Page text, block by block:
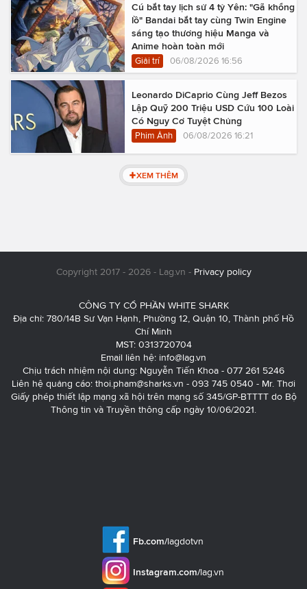
Cú bắt tay lịch sử 4 tỷ Yên: "Gã khổng
lồ" Bandai bắt tay cùng Twin Engine
sáng tạo thương hiệu Manga và
Anime hoàn toàn mới
Giải trí 06/08/2026 16:56
Leonardo DiCaprio Cùng Jeff Bezos
Lập Quỹ 200 Triệu USD Cứu 100 Loài
Có Nguy Cơ Tuyệt Chủng
Phim Ảnh 06/08/2026 16:21
XEM THÊM
Copyright 2017 - 2026 - Lag.vn - Privacy policy
CÔNG TY CỔ PHẦN WHITE SHARK
Địa chỉ: 780/14B Sư Vạn Hạnh, Phường 12, Quận 10, Thành phố Hồ
Chí Minh
MST: 0313720704
Email liên hệ: info@lag.vn
Chịu trách nhiệm nội dung: Nguyễn Tiến Khoa - 077 261 5246
Liên hệ quảng cáo: thoi.pham@sharks.vn - 093 745 0540 - Mr. Thơi
Giấy phép thiết lập mạng xã hội trên mạng số 345/GP-BTTTT do Bộ
Thông tin và Truyền thông cấp ngày 10/06/2021.
Fb.com/lagdotvn
Instagram.com/lag.vn